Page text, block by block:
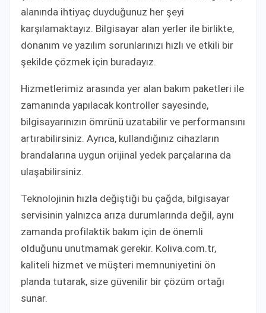
alanında ihtiyaç duyduğunuz her şeyi
karşılamaktayız. Bilgisayar alan yerler ile birlikte,
donanım ve yazılım sorunlarınızı hızlı ve etkili bir
şekilde çözmek için buradayız.
Hizmetlerimiz arasında yer alan bakım paketleri ile
zamanında yapılacak kontroller sayesinde,
bilgisayarınızın ömrünü uzatabilir ve performansını
artırabilirsiniz. Ayrıca, kullandığınız cihazların
brandalarına uygun orijinal yedek parçalarına da
ulaşabilirsiniz.
Teknolojinin hızla değiştiği bu çağda, bilgisayar
servisinin yalnızca arıza durumlarında değil, aynı
zamanda profilaktik bakım için de önemli
olduğunu unutmamak gerekir. Koliva.com.tr,
kaliteli hizmet ve müşteri memnuniyetini ön
planda tutarak, size güvenilir bir çözüm ortağı
sunar.